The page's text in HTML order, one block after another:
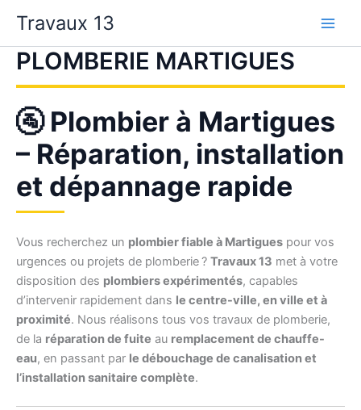
contenu
Travaux 13
PLOMBERIE MARTIGUES
🚰 Plombier à Martigues
– Réparation, installation
et dépannage rapide
Vous recherchez un plombier fiable à Martigues pour vos
urgences ou projets de plomberie ? Travaux 13 met à votre
disposition des plombiers expérimentés, capables
d’intervenir rapidement dans le centre-ville, en ville et à
proximité. Nous réalisons tous vos travaux de plomberie,
de la réparation de fuite au remplacement de chauffe-
eau, en passant par le débouchage de canalisation et
l’installation sanitaire complète.